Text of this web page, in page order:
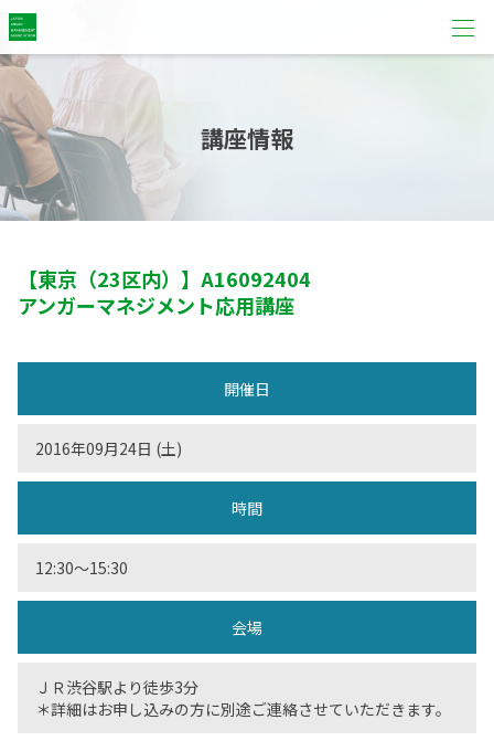
講座情報
【東京（23区内）】 A16092404
アンガーマネジメント応用講座
開催日
2016年09月24日 (土)
時間
12:30〜15:30
会場
ＪＲ渋谷駅より徒歩3分
＊詳細はお申し込みの方に別途ご連絡させていただきます。